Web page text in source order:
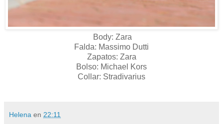
Body: Zara
Falda: Massimo Dutti
Zapatos: Zara
Bolso: Michael Kors
Collar: Stradivarius
Helena en 22:11